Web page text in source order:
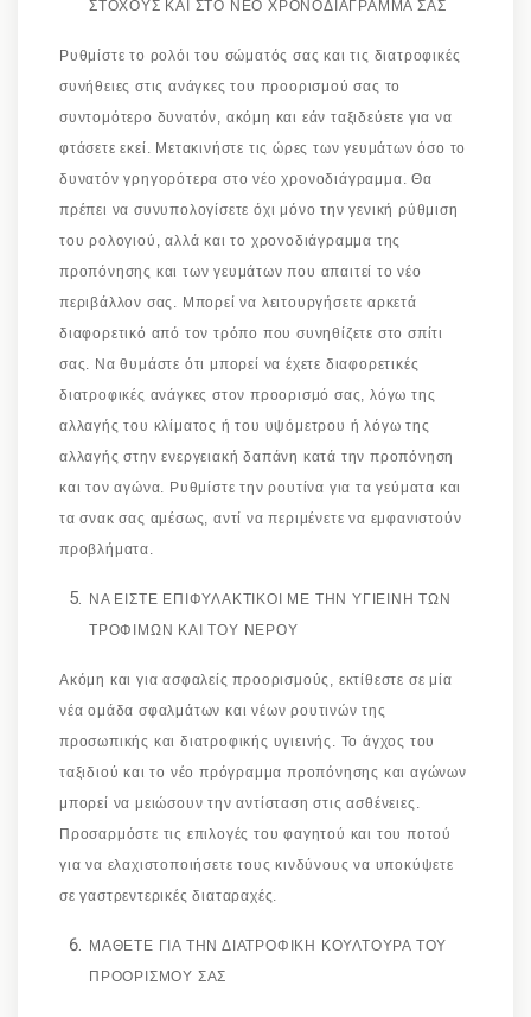
ΣΤΟΧΟΥΣ ΚΑΙ ΣΤΟ ΝΕΟ ΧΡΟΝΟΔΙΑΓΡΑΜΜΑ ΣΑΣ
Ρυθμίστε το ρολόι του σώματός σας και τις διατροφικές
συνήθειες στις ανάγκες του προορισμού σας το
συντομότερο δυνατόν, ακόμη και εάν ταξιδεύετε για να
φτάσετε εκεί. Μετακινήστε τις ώρες των γευμάτων όσο το
δυνατόν γρηγορότερα στο νέο χρονοδιάγραμμα. Θα
πρέπει να συνυπολογίσετε όχι μόνο την γενική ρύθμιση
του ρολογιού, αλλά και το χρονοδιάγραμμα της
προπόνησης και των γευμάτων που απαιτεί το νέο
περιβάλλον σας. Μπορεί να λειτουργήσετε αρκετά
διαφορετικό από τον τρόπο που συνηθίζετε στο σπίτι
σας. Να θυμάστε ότι μπορεί να έχετε διαφορετικές
διατροφικές ανάγκες στον προορισμό σας, λόγω της
αλλαγής του κλίματος ή του υψόμετρου ή λόγω της
αλλαγής στην ενεργειακή δαπάνη κατά την προπόνηση
και τον αγώνα. Ρυθμίστε την ρουτίνα για τα γεύματα και
τα σνακ σας αμέσως, αντί να περιμένετε να εμφανιστούν
προβλήματα.
ΝΑ ΕΙΣΤΕ ΕΠΙΦΥΛΑΚΤΙΚΟΙ ΜΕ ΤΗΝ ΥΓΙΕΙΝΗ ΤΩΝ
ΤΡΟΦΙΜΩΝ ΚΑΙ ΤΟΥ ΝΕΡΟΥ
Ακόμη και για ασφαλείς προορισμούς, εκτίθεστε σε μία
νέα ομάδα σφαλμάτων και νέων ρουτινών της
προσωπικής και διατροφικής υγιεινής. Το άγχος του
ταξιδιού και το νέο πρόγραμμα προπόνησης και αγώνων
μπορεί να μειώσουν την αντίσταση στις ασθένειες.
Προσαρμόστε τις επιλογές του φαγητού και του ποτού
για να ελαχιστοποιήσετε τους κινδύνους να υποκύψετε
σε γαστρεντερικές διαταραχές.
ΜΑΘΕΤΕ ΓΙΑ ΤΗΝ ΔΙΑΤΡΟΦΙΚΗ ΚΟΥΛΤΟΥΡΑ ΤΟΥ
ΠΡΟΟΡΙΣΜΟΥ ΣΑΣ